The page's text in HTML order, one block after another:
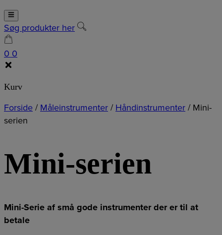
Søg produkter her
0 0
Kurv
Forside/ Måleinstrumenter/ Håndinstrumenter/ Mini-
serien
Mini-serien
Mini-Serie af små gode instrumenter der er til at
betale